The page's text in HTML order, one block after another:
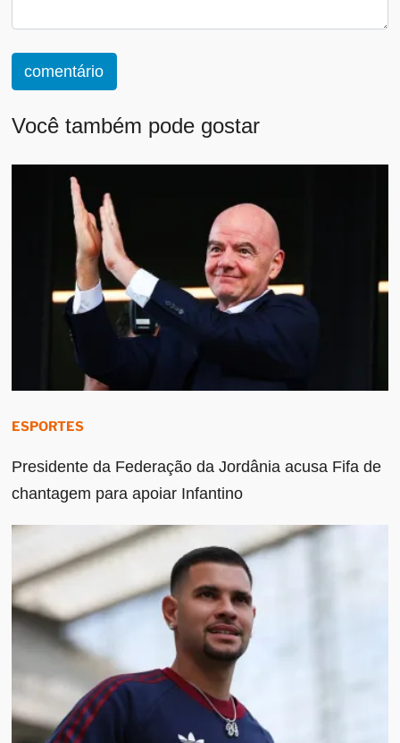
comentário
Você também pode gostar
ESPORTES
Presidente da Federação da Jordânia acusa Fifa de
chantagem para apoiar Infantino